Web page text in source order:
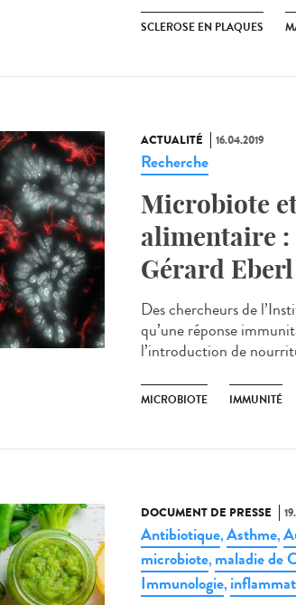
SCLEROSE EN PLAQUES
ACTUALITÉ 16.04.2019
Recherche
Microbiote
alimentaire :
Gérard Eberl
Des chercheurs de
qu’une réponse
l’introduction de
MICROBIOTE IMMUNITÉ
DOCUMENT DE PRESSE
Antibiotique,Asthme,
microbiote, maladie de
Immunologie,